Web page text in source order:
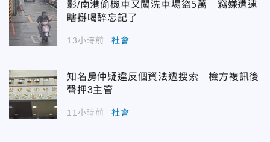
影/南港偷機車又闖洗車場盜5萬 竊嫌遭逮
瞎掰喝醉忘記了
13小時前 社會
知名房仲疑違反個資法遭搜索 檢方複訊後
聲押3主管
11小時前 社會